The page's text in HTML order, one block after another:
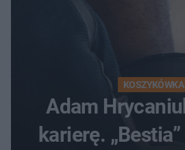
KOSZYKÓWKA
Adam
karierę.